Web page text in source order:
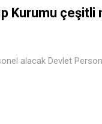
Kurumu çeşitli
alacak Devlet